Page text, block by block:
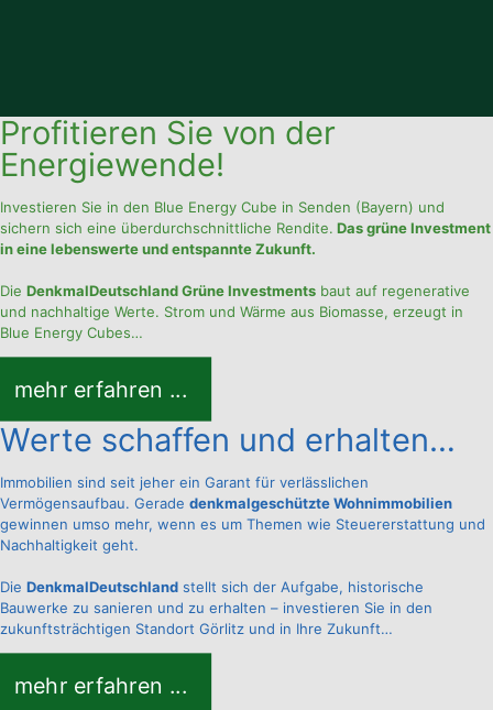
Profitieren Sie von der
Energiewende!
Investieren Sie in den Blue Energy Cube in Senden (Bayern) und
sichern sich eine überdurchschnittliche Rendite. Das grüne Investment
in eine lebenswerte und entspannte Zukunft.
Die DenkmalDeutschland Grüne Investments baut auf regenerative
und nachhaltige Werte. Strom und Wärme aus Biomasse, erzeugt in
Blue Energy Cubes…
mehr erfahren ...
Werte schaffen und erhalten…
Immobilien sind seit jeher ein Garant für verlässlichen
Vermögensaufbau. Gerade denkmalgeschützte Wohnimmobilien
gewinnen umso mehr, wenn es um Themen wie Steuererstattung und
Nachhaltigkeit geht.
Die DenkmalDeutschland stellt sich der Aufgabe, historische
Bauwerke zu sanieren und zu erhalten – investieren Sie in den
zukunftsträchtigen Standort Görlitz und in Ihre Zukunft…
mehr erfahren ...